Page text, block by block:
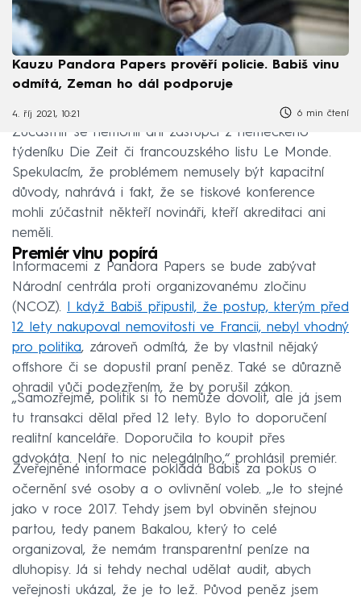
Kauzu Pandora Papers prověří policie. Babiš vinu
odmítá, Zeman ho dál podporuje
4. říj 2021, 10:21 6 min čtení
Zúčastnit se nemohli ani zástupci z německého
týdeníku Die Zeit či francouzského listu Le Monde.
Spekulacím, že problémem nemusely být kapacitní
důvody, nahrává i fakt, že se tiskové konference
mohli zúčastnit někteří novináři, kteří akreditaci ani
neměli.
Premiér vinu popírá
Informacemi z Pandora Papers se bude zabývat
Národní centrála proti organizovanému zločinu
(NCOZ).
I když Babiš připustil, že postup, kterým před
12 lety nakupoval nemovitosti ve Francii, nebyl vhodný
pro politika, zároveň odmítá, že by vlastnil nějaký
offshore či se dopustil praní peněz. Také se důrazně
ohradil vůči podezřením, že by porušil zákon.
„Samozřejmě, politik si to nemůže dovolit, ale já jsem
tu transakci dělal před 12 lety. Bylo to doporučení
realitní kanceláře. Doporučila to koupit přes
advokáta. Není to nic nelegálního,“ prohlásil premiér.
Zveřejněné informace pokládá Babiš za pokus o
očernění své osoby a o ovlivnění voleb. „Je to stejné
jako v roce 2017. Tehdy jsem byl obviněn stejnou
partou, tedy panem Bakalou, který to celé
organizoval, že nemám transparentní peníze na
dluhopisy. Já si tehdy nechal udělat audit, abych
veřejnosti ukázal, že je to lež. Původ peněz jsem